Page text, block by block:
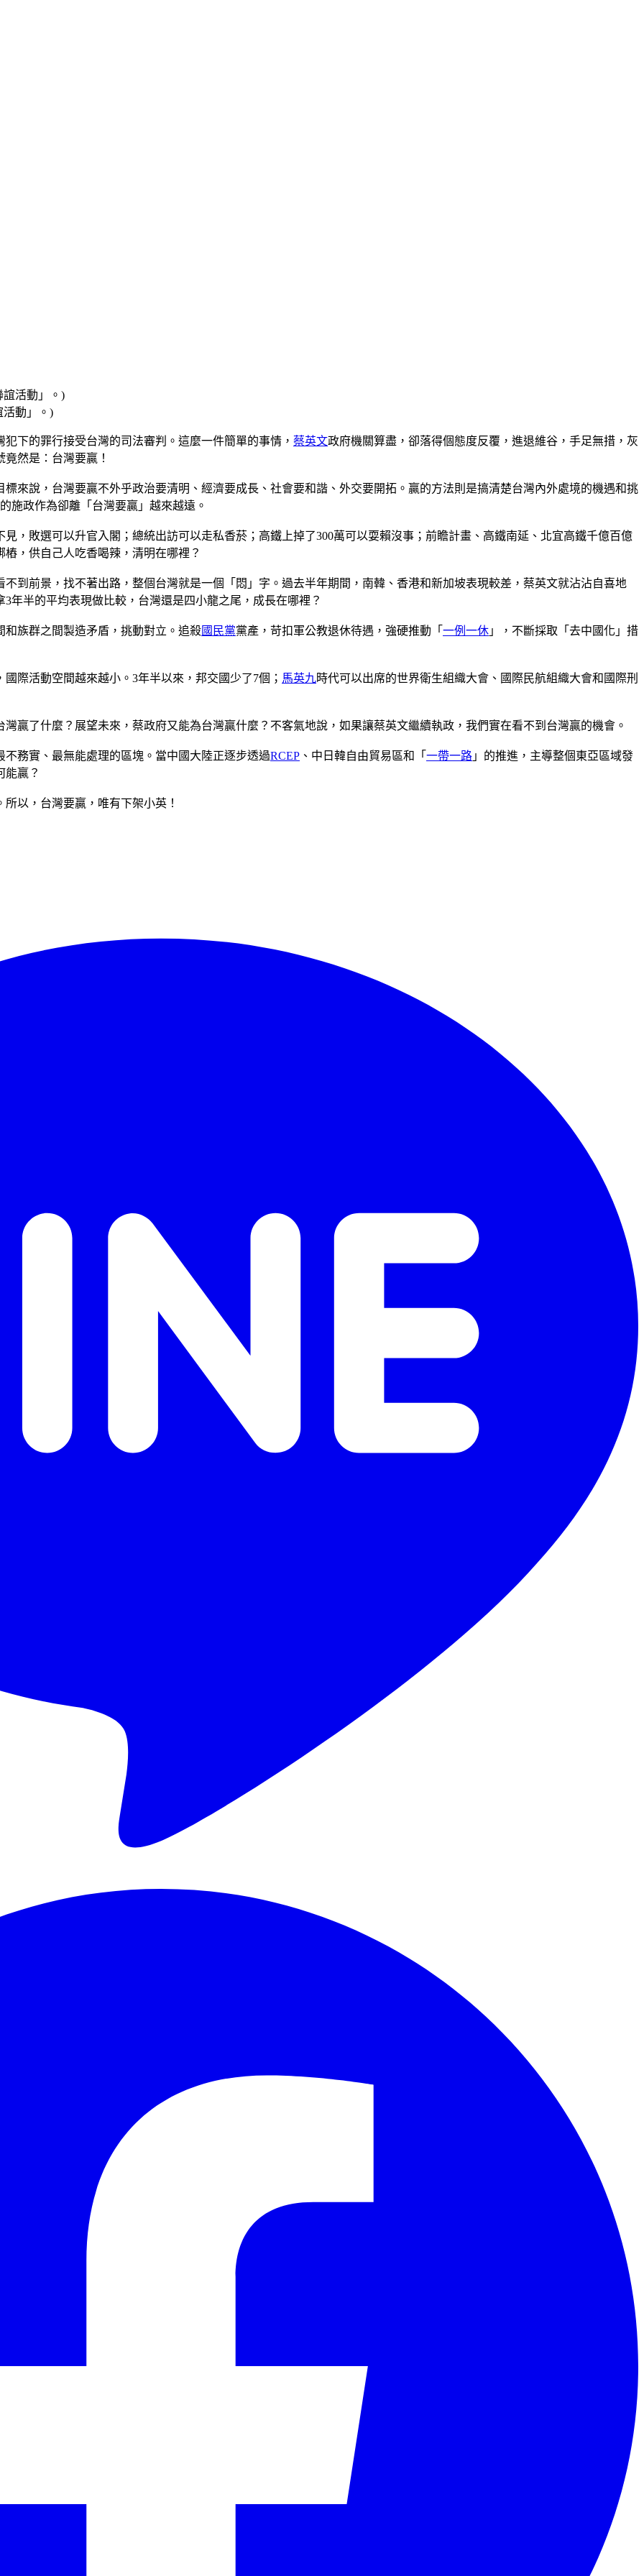
活動」。)
下的罪行接受台灣的司法審判。這麼一件簡單的事情， 蔡英文政府機關算盡，卻落得個態度反覆，進退維谷，手足無措，灰
然是：台灣要贏！
來說，台灣要贏不外乎政治要清明、經濟要成長、社會要和諧、外交要開拓。贏的方法則是搞清楚台灣內外處境的機遇和挑
施政作為卻離「台灣要贏」越來越遠。
見，敗選可以升官入閣；總統出訪可以走私香菸；高鐵上掉了300萬可以耍賴沒事；前瞻計畫、高鐵南延、北宜高鐵千億百億
，供自己人吃香喝辣，清明在哪裡？
到前景，找不著出路，整個台灣就是一個「悶」字。過去半年期間，南韓、香港和新加坡表現較差，蔡英文就沾沾自喜地
年半的平均表現做比較，台灣還是四小龍之尾，成長在哪裡？
族群之間製造矛盾，挑動對立。追殺國民黨黨產，苛扣軍公教退休待遇，強硬推動「 一例一休 」，不斷採取「去中國化」措
際活動空間越來越小。3年半以來，邦交國少了7個； 馬英九時代可以出席的世界衛生組織大會、國際民航組織大會和國際刑
贏了什麼？展望未來，蔡政府又能為台灣贏什麼？不客氣地說，如果讓蔡英文繼續執政，我們實在看不到台灣贏的機會。
務實、最無能處理的區塊。當中國大陸正逐步透過RCEP 、中日韓自由貿易區和「 一帶一路 」的推進，主導整個東亞區域發
能贏？
以，台灣要贏，唯有下架小英！